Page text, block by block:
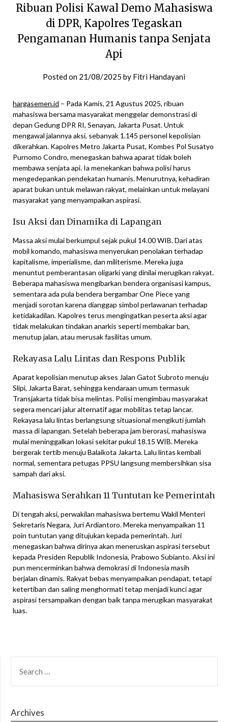
Ribuan Polisi Kawal Demo Mahasiswa
di DPR, Kapolres Tegaskan
Pengamanan Humanis tanpa Senjata
Api
Posted on 21/08/2025 by Fitri Handayani
hargasemen.id – Pada Kamis, 21 Agustus 2025, ribuan
mahasiswa bersama masyarakat menggelar demonstrasi di
depan Gedung DPR RI, Senayan, Jakarta Pusat. Untuk
mengawal jalannya aksi, sebanyak 1.145 personel kepolisian
dikerahkan. Kapolres Metro Jakarta Pusat, Kombes Pol Susatyo
Purnomo Condro, menegaskan bahwa aparat tidak boleh
membawa senjata api. Ia menekankan bahwa polisi harus
mengedepankan pendekatan humanis. Menurutnya, kehadiran
aparat bukan untuk melawan rakyat, melainkan untuk melayani
masyarakat yang menyampaikan aspirasi.
Isu Aksi dan Dinamika di Lapangan
Massa aksi mulai berkumpul sejak pukul 14.00 WIB. Dari atas
mobil komando, mahasiswa menyerukan penolakan terhadap
kapitalisme, imperialisme, dan militerisme. Mereka juga
menuntut pemberantasan oligarki yang dinilai merugikan rakyat.
Beberapa mahasiswa mengibarkan bendera organisasi kampus,
sementara ada pula bendera bergambar One Piece yang
menjadi sorotan karena dianggap simbol perlawanan terhadap
ketidakadilan. Kapolres terus mengingatkan peserta aksi agar
tidak melakukan tindakan anarkis seperti membakar ban,
menutup jalan, atau merusak fasilitas umum.
Rekayasa Lalu Lintas dan Respons Publik
Aparat kepolisian menutup akses Jalan Gatot Subroto menuju
Slipi, Jakarta Barat, sehingga kendaraan umum termasuk
Transjakarta tidak bisa melintas. Polisi mengimbau masyarakat
segera mencari jalur alternatif agar mobilitas tetap lancar.
Rekayasa lalu lintas berlangsung situasional mengikuti jumlah
massa di lapangan. Setelah beberapa jam berorasi, mahasiswa
mulai meninggalkan lokasi sekitar pukul 18.15 WIB. Mereka
bergerak tertib menuju Balaikota Jakarta. Lalu lintas kembali
normal, sementara petugas PPSU langsung membersihkan sisa
sampah dari aksi.
Mahasiswa Serahkan 11 Tuntutan ke Pemerintah
Di tengah aksi, perwakilan mahasiswa bertemu Wakil Menteri
Sekretaris Negara, Juri Ardiantoro. Mereka menyampaikan 11
poin tuntutan yang ditujukan kepada pemerintah. Juri
menegaskan bahwa dirinya akan meneruskan aspirasi tersebut
kepada Presiden Republik Indonesia, Prabowo Subianto. Aksi ini
pun mencerminkan bahwa demokrasi di Indonesia masih
berjalan dinamis. Rakyat bebas menyampaikan pendapat, tetapi
ketertiban dan saling menghormati tetap menjadi kunci agar
aspirasi tersampaikan dengan baik tanpa merugikan masyarakat
luas.
FOR:
Archives